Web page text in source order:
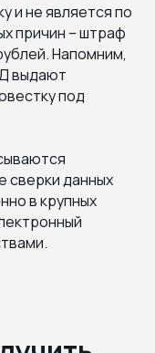
и не является по
причин – штраф
Напомним,
выдают
под
сверки данных
в крупных